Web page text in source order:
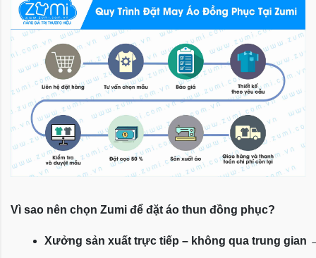
Vì sao nên chọn Zumi để đặt áo thun đồng phục?
Xưởng sản xuất trực tiếp – không qua trung gian